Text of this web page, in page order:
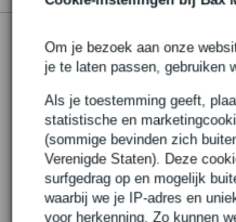
Om je bezoek aan onze
je te laten passen, gebruiken
Als je toestemming geeft,
statistische en
(sommige bevinden zich
Verenigde Staten). Deze
surfgedrag op en mogelijk
waarbij we je IP-adres en
voor herkenning. Zo kunnen